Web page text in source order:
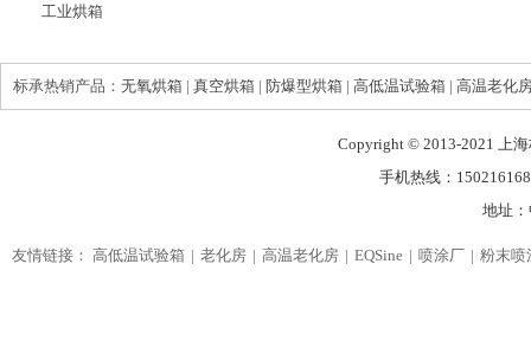
工业烘箱
标承热销产品： 无氧烘箱 | 真空烘箱 | 防爆型烘箱 | 高低温试验箱 | 高温老化
Copyright © 2013-2021 上
手机热线：
地址
友情链接： 高低温试验箱 老化房 高温老化房 EQSine 喷涂厂 粉末喷